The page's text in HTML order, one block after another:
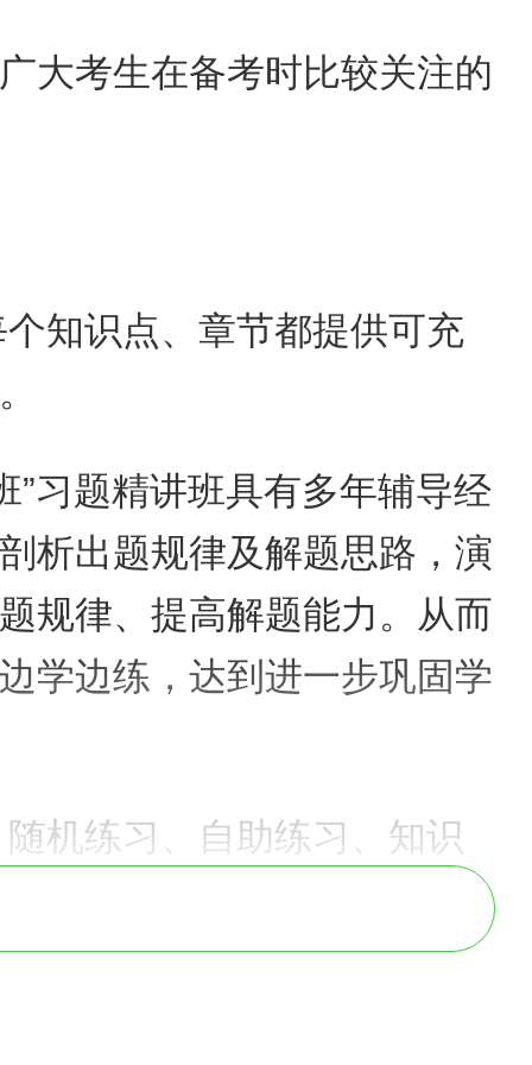
大考生在备考时比较关注的
知识点、章节都提供可充
习题精讲班具有多年辅导经
析出题规律及解题思路，演
规律、提高解题能力。从而
学边练，达到进一步巩固学
机练习、自助练习、知识
的目的。在考前冲刺阶段还
试的几率。